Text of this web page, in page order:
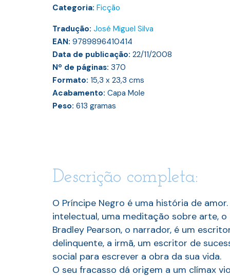
Categoria: Ficção
Tradução: José Miguel Silva
EAN: 9789896410414
Data de publicação: 22/11/2008
Nº de páginas: 370
Formato: 15,3 x 23,3 cms
Acabamento: Capa Mole
Peso: 613 gramas
Descrição completa:
O Príncipe Negro é uma história de
intelectual, uma meditação sobre arte, o
Bradley Pearson, o narrador, é um
delinquente, a irmã, um escritor de
social para escrever a obra da sua vida.
O seu fracasso dá origem a um clímax